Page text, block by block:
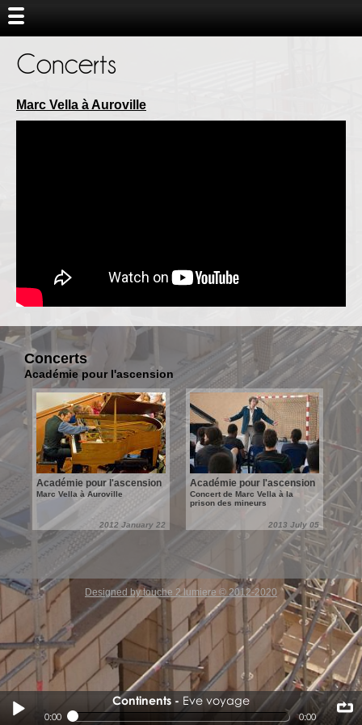
Concerts
Marc Vella à Auroville
Concerts
Académie pour l'ascension
Académie pour l'ascension
Marc Vella à Auroville
2012 January 22
Académie pour l'ascension
Concert de Marc Vella à la
prison des mineurs
2013 July 05
Continents Eve voyage
0:00 0:00
Eve voyage
Designed by touche 2 lumiere © 2012-2020